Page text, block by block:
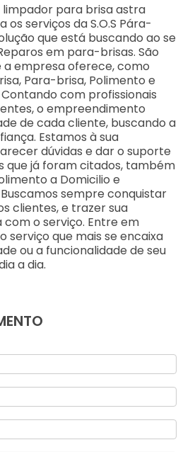
para brisa astra
serviços da S.O.S Pára-
que está buscando ao se
em para-brisas. São
a empresa oferece, como
Para-brisa, Polimento e
com profissionais
o empreendimento
de cada cliente, buscando a
Estamos à sua
dúvidas e dar o suporte
que já foram citados, também
a Domicilio e
sempre conquistar
clientes, e trazer sua
o serviço. Entre em
que mais se encaixa
ou a funcionalidade de seu
a dia.